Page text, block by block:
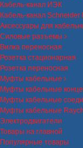
Кабель-канал ИЭК
Кабель-канал Schneider
Аксессуары для
Силовые разъемы
Вилка переносная
Розетка стационарная
Розетка переносная
Муфты кабельные
Муфты кабельные
Муфты кабельные
Муфты кабельные
Электродвигатели
Товары на главной
Популярные товары